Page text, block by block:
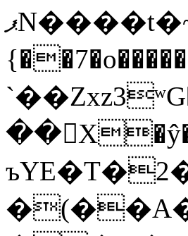
ޕN����t�~�>�G�{�Wރ�sl̞�@x_:�ˏ��՛��zU;wk�F�m�q}